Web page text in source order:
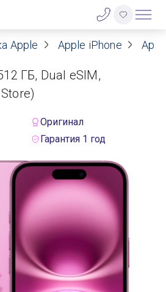
Apple Apple iPhone
ГБ, Dual eSIM,
Оригинал
Гарантия 1 год